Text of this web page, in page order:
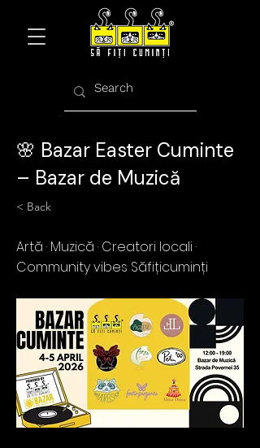
🌸 Bazar Easter Cuminte
– Bazar de Muzică
< Back
Artă · Muzică · Creatori locali ·
Community vibes Săfițicuminți